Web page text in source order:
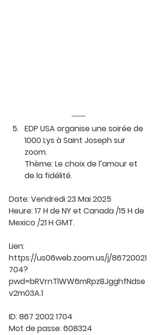
EDP USA organise une soirée de
1000 Lys à Saint Joseph sur
zoom.
Thème: Le choix de l’amour et
de la fidélité.
Date: Vendredi 23 Mai 2025
Heure: 17 H de NY et Canada /15 H de
Mexico /21 H GMT.
Lien:
https://us06web.zoom.us/j/86720021
704?
pwd=bRVrnTlWW6mRpzBJgghfNdse
v2m03A.1
ID: 867 2002 1704
Mot de passe: 608324